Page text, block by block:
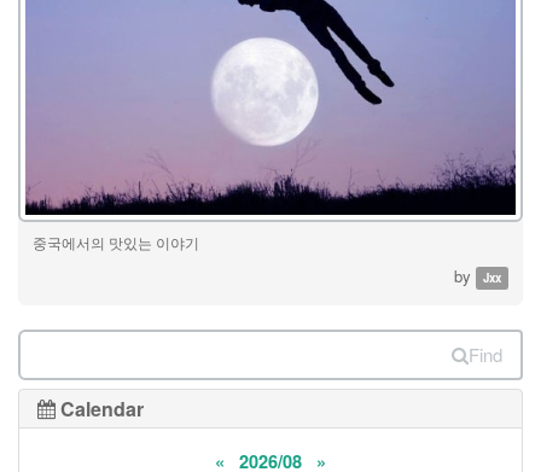
중국에서의 맛있는 이야기
by Jxx
Find
Calendar
« 2026/08 »